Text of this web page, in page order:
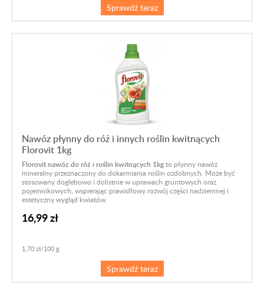
Sprawdź teraz
Nawóz płynny do róż i innych roślin kwitnących
Florovit 1kg
Florovit nawóz do róż i roślin kwitnących 1kgto płynny nawóz
mineralny przeznaczony do dokarmiania roślin ozdobnych. Może być
stosowany doglebowo i dolistnie w uprawach gruntowych oraz
pojemnikowych, wspierając prawidłowy rozwój części nadziemnej i
estetyczny wygląd kwiatów.
16,99 zł
1,70 zł/100 g
Sprawdź teraz